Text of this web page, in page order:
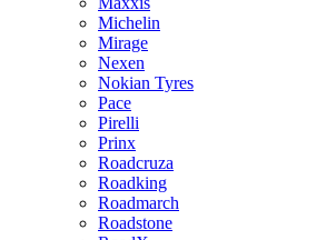
Michelin
Mirage
Nexen
Nokian Tyres
Pace
Pirelli
Prinx
Roadcruza
Roadking
Roadmarch
Roadstone